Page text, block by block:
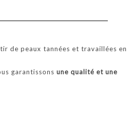
de peaux tannées et travaillées en
garantissons une qualité et une